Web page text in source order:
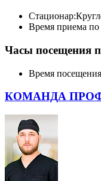
Стационар:
Время приема
Часы посещения
Время
КОМАНДА